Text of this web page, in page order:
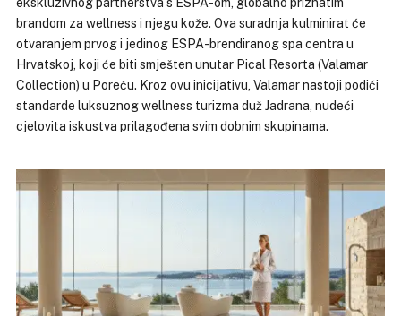
brandom za wellness i njegu kože. Ova suradnja kulminirat će
otvaranjem prvog i jedinog ESPA-brendiranog spa centra u
Hrvatskoj, koji će biti smješten unutar Pical Resorta (Valamar
Collection) u Poreču. Kroz ovu inicijativu, Valamar nastoji podići
standarde luksuznog wellness turizma duž Jadrana, nudeći
cjelovita iskustva prilagođena svim dobnim skupinama.